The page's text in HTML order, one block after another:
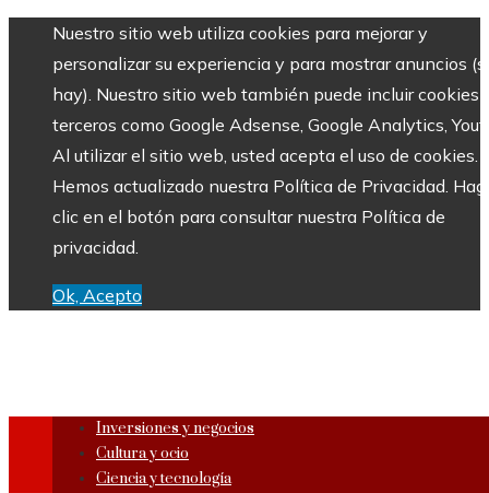
Nuestro sitio web utiliza cookies para mejorar y
personalizar su experiencia y para mostrar anuncios
hay). Nuestro sitio web también puede incluir cookies
terceros como Google Adsense, Google Analytics,
Al utilizar el sitio web, usted acepta el uso de cookies.
Hemos actualizado nuestra Política de Privacidad.
clic en el botón para consultar nuestra Política de
privacidad.
Ok, Acepto
Inversiones y negocios
Cultura y ocio
Ciencia y tecnología